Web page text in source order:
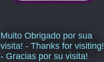
Muito Obrigado por sua
visita! - Thanks for visiting!
- Gracias por su visita!